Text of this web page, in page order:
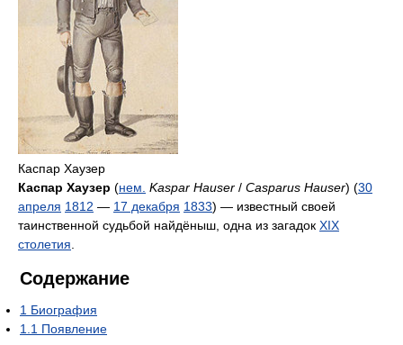
Каспар Хаузер
Каспар Хаузер (нем. Kaspar Hauser / Casparus Hauser) (30
апреля 1812 — 17 декабря 1833) — известный своей
таинственной судьбой найдёныш, одна из загадок XIX
столетия
Содержание
1 Биография
1.1 Появление